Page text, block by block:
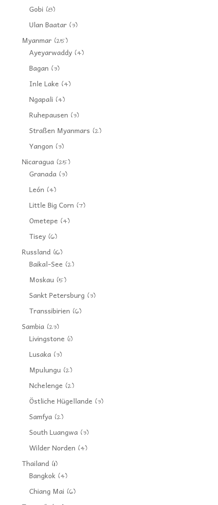
Gobi (8)
Ulan Baatar(3)
Myanmar(25)
Ayeyarwaddy(4)
Bagan (3)
Inle Lake (4)
Ngapali (4)
Ruhepausen (3)
Straßen Myanmars (2)
Yangon (3)
Nicaragua(25)
Granada(3)
León (4)
Little Big Corn (7)
Ometepe (4)
Tisey(6)
Russland(16)
Baikal-See (2)
Moskau(5)
Sankt Petersburg (3)
Transsibirien (6)
Sambia(23)
Livingstone (1)
Lusaka(3)
Mpulungu(2)
Nchelenge (2)
Östliche Hügellande (3)
Samfya(2)
South Luangwa(3)
Wilder Norden (4)
Thailand(11)
Bangkok(4)
Chiang Mai (6)